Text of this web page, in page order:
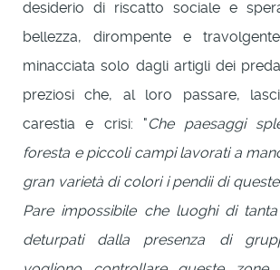
desiderio di riscatto sociale e
bellezza, dirompente e
minacciata solo dagli artigli dei
preziosi che, al loro passare,
carestia e crisi: "Che paesaggi
foresta e piccoli campi lavorati a
gran varietà di colori i pendii di
Pare impossibile che luoghi di
deturpati dalla presenza di